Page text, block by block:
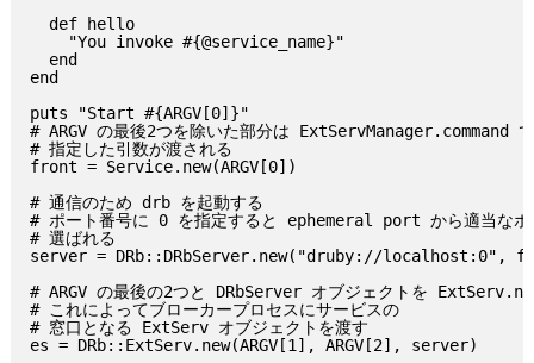
  def hello
    "You invoke #{@service_name}"
  end
end
puts "Start #{ARGV[0]}"
# ARGV の最後2つを除いた部分は ExtServManager.command で
# 指定した引数が渡される
front = Service.new(ARGV[0])
# 通信のため drb を起動する
# ポート番号に 0 を指定すると ephemeral port から適当なポ
# 選ばれる
server = DRb::DRbServer.new("druby://localhost:0",
# ARGV の最後の2つと DRbServer オブジェクトを
# これによってブローカープロセスにサービスの
# 窓口となる ExtServ オブジェクトを渡す
es = DRb::ExtServ.new(ARGV[1], ARGV[2], server)